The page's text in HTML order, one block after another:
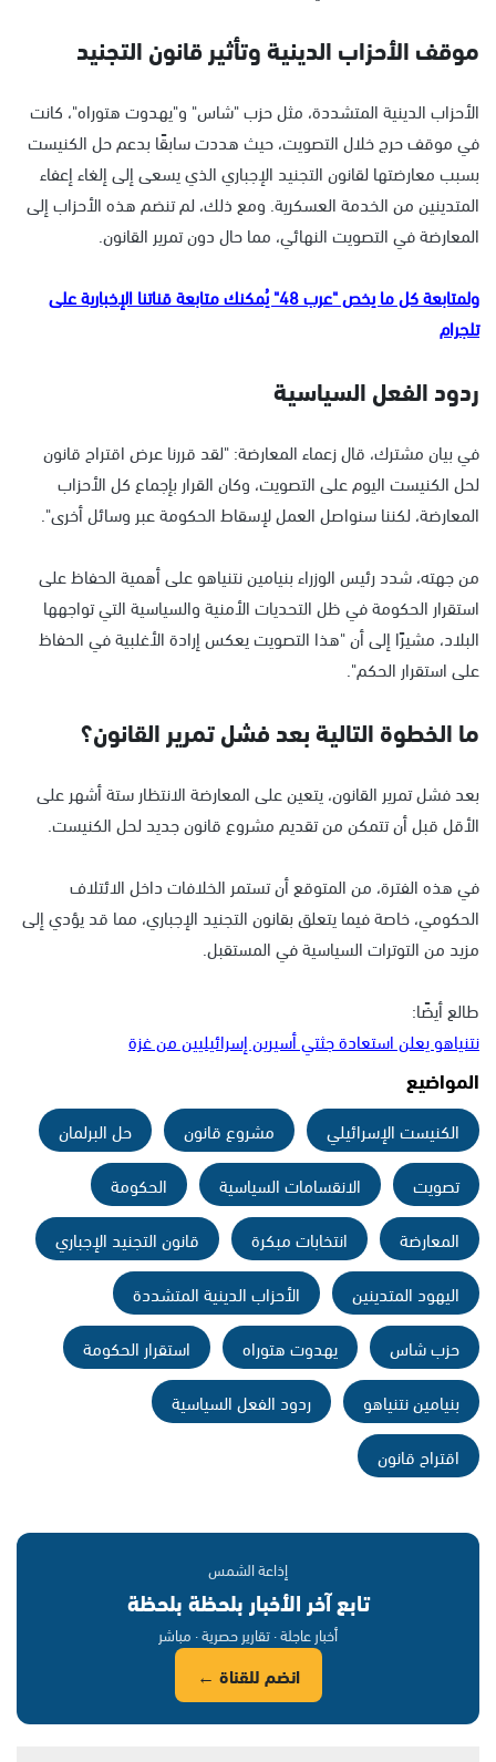
موقف الأحزاب الدينية وتأثير قانون التجنيد
الأحزاب الدينية المتشددة، مثل حزب "شاس" و"يهدوت هتوراه"، كانت
في موقف حرج خلال التصويت، حيث هددت سابقًا بدعم حل الكنيست
بسبب معارضتها لقانون التجنيد الإجباري الذي يسعى إلى إلغاء إعفاء
المتدينين من الخدمة العسكرية. ومع ذلك، لم تنضم هذه الأحزاب إلى
المعارضة في التصويت النهائي، مما حال دون تمرير القانون.
ولمتابعة كل ما يخص "عرب 48" يُمكنك متابعة قناتنا الإخبارية على
تلجرام
ردود الفعل السياسية
في بيان مشترك، قال زعماء المعارضة: "لقد قررنا عرض اقتراح قانون
لحل الكنيست اليوم على التصويت، وكان القرار بإجماع كل الأحزاب
المعارضة، لكننا سنواصل العمل لإسقاط الحكومة عبر وسائل أخرى".
من جهته، شدد رئيس الوزراء بنيامين نتنياهو على أهمية الحفاظ على
استقرار الحكومة في ظل التحديات الأمنية والسياسية التي تواجهها
البلاد، مشيرًا إلى أن "هذا التصويت يعكس إرادة الأغلبية في الحفاظ
على استقرار الحكم".
ما الخطوة التالية بعد فشل تمرير القانون؟
بعد فشل تمرير القانون، يتعين على المعارضة الانتظار ستة أشهر على
الأقل قبل أن تتمكن من تقديم مشروع قانون جديد لحل الكنيست.
في هذه الفترة، من المتوقع أن تستمر الخلافات داخل الائتلاف
الحكومي، خاصة فيما يتعلق بقانون التجنيد الإجباري، مما قد يؤدي إلى
مزيد من التوترات السياسية في المستقبل.
طالع أيضًا:
نتنياهو يعلن استعادة جثتي أسيرين إسرائيليين من غزة
المواضيع
الكنيست الإسرائيلي مشروع قانون
حل البرلمان
تصويت
الانقسامات السياسية
الحكومة
المعارضة
انتخابات مبكرة
قانون التجنيد الإجباري
اليهود المتدينين
الأحزاب الدينية المتشددة
حزب شاس
يهدوت هتوراه
استقرار الحكومة
بنيامين نتنياهو
ردود الفعل السياسية
اقتراح قانون
إذاعة الشمس
تابع آخر الأخبار بلحظة بلحظة
أخبار عاجلة · تقارير حصرية · مباشر
انضم للقناة ←